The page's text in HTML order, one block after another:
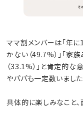
ママ割メンバーは「年
かない（49.7%）」「家
（33.1%）」と肯定的
やパパも一定数いました
具体的に楽しみなこと